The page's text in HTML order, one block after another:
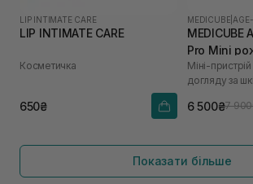
LIP INTIMATE CARE
LIP INTIMATE CARE
Косметичка
650₴
MEDICUBE |
MEDICUBE
Pro Mini
Міні-
догляду за
6 500₴7
Показати більше